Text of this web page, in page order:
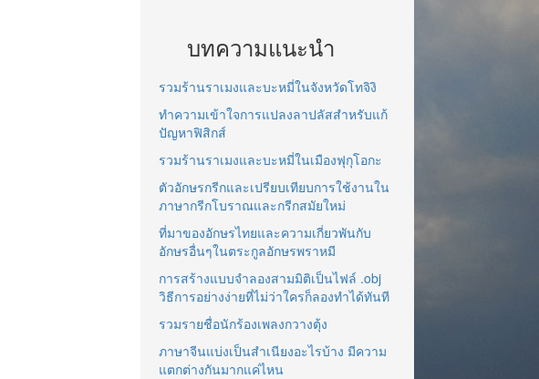
บทความแนะนำ
รวมร้านราเมงและบะหมี่ในจังหวัดโทจิงิ
ทำความเข้าใจการแปลงลาปลัสสำหรับแก้
ปัญหาฟิสิกส์
รวมร้านราเมงและบะหมี่ในเมืองฟุกุโอกะ
ตัวอักษรกรีกและเปรียบเทียบการใช้งานใน
ภาษากรีกโบราณและกรีกสมัยใหม่
ที่มาของอักษรไทยและความเกี่ยวพันกับ
อักษรอื่นๆในตระกูลอักษรพราหมี
การสร้างแบบจำลองสามมิติเป็นไฟล์ .obj
วิธีการอย่างง่ายที่ไม่ว่าใครก็ลองทำได้ทันที
รวมรายชื่อนักร้องเพลงกวางตุ้ง
ภาษาจีนแบ่งเป็นสำเนียงอะไรบ้าง มีความ
แตกต่างกันมากแค่ไหน